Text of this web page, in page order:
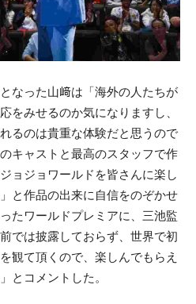
なった山﨑は「海外の人たちが
をみせるのか気になりますし、
るのは貴重な体験だと思うので
キャストと最高のスタッフで作
ョジョワールドを皆さんに楽し
と作品の出来に自信をのぞかせ
たワールドプレミアに、三池監
では披露しておらず、世界で初
観て頂くので、楽しんでもらえ
とコメントした。